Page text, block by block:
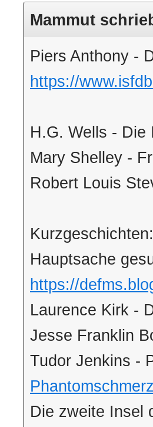
Mammut
Piers Anthony -
https://
H.G. Wells - Die
Mary Shelley -
Robert Louis
Kurzgeschichten:
Hauptsache
https://
Laurence Kirk -
Jesse Franklin
Tudor Jenkins -
Die zweite Insel